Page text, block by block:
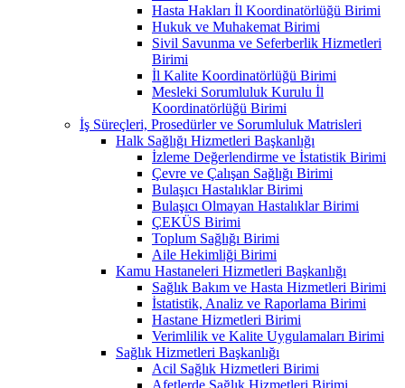
Hasta Hakları İl Koordinatörlüğü Birimi
Hukuk ve Muhakemat Birimi
Sivil Savunma ve Seferberlik Hizmetleri
Birimi
İl Kalite Koordinatörlüğü Birimi
Mesleki Sorumluluk Kurulu İl
Koordinatörlüğü Birimi
İş Süreçleri, Prosedürler ve Sorumluluk Matrisleri
Halk Sağlığı Hizmetleri Başkanlığı
İzleme Değerlendirme ve İstatistik Birimi
Çevre ve Çalışan Sağlığı Birimi
Bulaşıcı Hastalıklar Birimi
Bulaşıcı Olmayan Hastalıklar Birimi
ÇEKÜS Birimi
Toplum Sağlığı Birimi
Aile Hekimliği Birimi
Kamu Hastaneleri Hizmetleri Başkanlığı
Sağlık Bakım ve Hasta Hizmetleri Birimi
İstatistik, Analiz ve Raporlama Birimi
Hastane Hizmetleri Birimi
Verimlilik ve Kalite Uygulamaları Birimi
Sağlık Hizmetleri Başkanlığı
Acil Sağlık Hizmetleri Birimi
Afetlerde Sağlık Hizmetleri Birimi